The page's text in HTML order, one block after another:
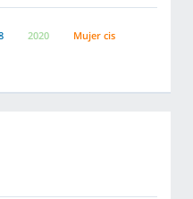
2020 Mujer cis